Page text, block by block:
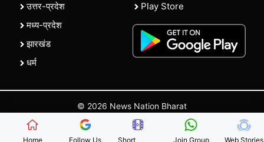
उत्तर-प्रदेश
मध्य-प्रदेश
झारखंड
धर्म
Play Store
© 2026 News Nation Bharat
| |Contact Us |Policies Terms and Conditions
Home Follow Us Short Join Group Web Stories